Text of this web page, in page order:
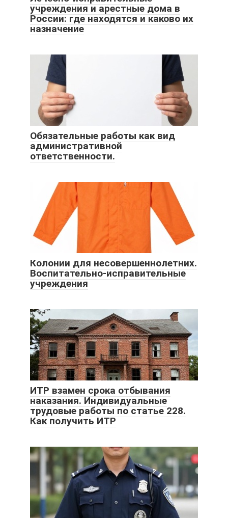
учреждения и арестные дома в
России: где находятся и каково их
назначение
Обязательные работы как вид
административной
ответственности.
Колонии для несовершеннолетних.
Воспитательно-исправительные
учреждения
ИТР взамен срока отбывания
наказания. Индивидуальные
трудовые работы по статье 228.
Как получить ИТР